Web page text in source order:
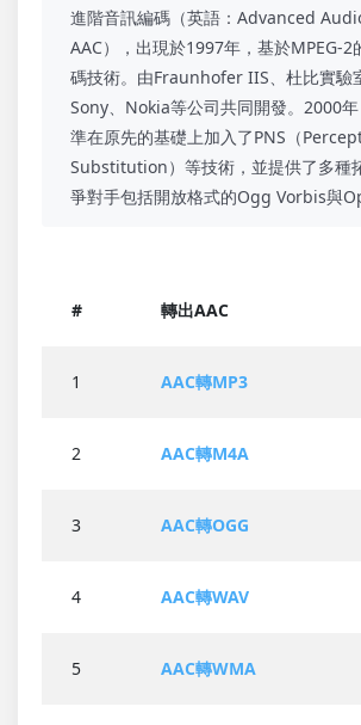
進階音訊編碼（英語：Advanced
AAC），出現於1997年，基於MPEG-2
碼技術。由Fraunhofer IIS、杜比實驗
Sony、Nokia等公司共同開發。2000
準在原先的基礎上加入了PNS（
Substitution）等技術，並提供了多種
爭對手包括開放格式的Ogg Vorbis與
# 轉出AAC
1 AAC轉MP3
2 AAC轉M4A
3 AAC轉OGG
4 AAC轉WAV
5 AAC轉WMA